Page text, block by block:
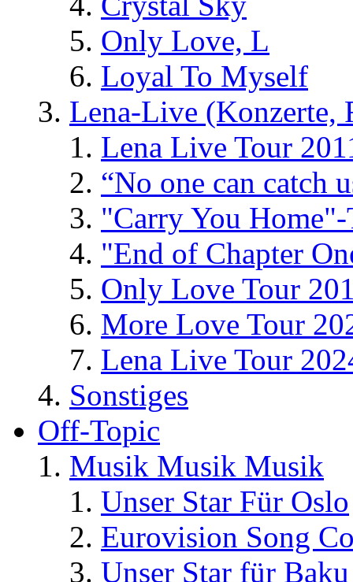
Only Love, L
Loyal To Myself
Lena-Live (Konzerte,
Lena Live Tour
“No one can catch
"Carry You
"End of Chapter
Only Love Tour
More Love Tour
Lena Live Tour
Sonstiges
Off-Topic
Musik Musik Musik
Unser Star Für Oslo
Eurovision Song
Unser Star für Baku